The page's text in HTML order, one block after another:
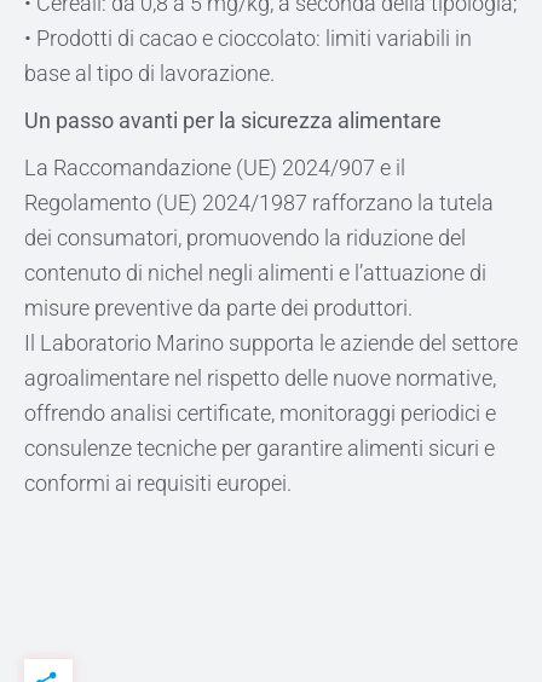
• Prodotti di cacao e cioccolato: limiti variabili in
base al tipo di lavorazione.
Un passo avanti per la sicurezza alimentare
La Raccomandazione (UE) 2024/907 e il
Regolamento (UE) 2024/1987 rafforzano la tutela
dei consumatori, promuovendo la riduzione del
contenuto di nichel negli alimenti e l’attuazione di
misure preventive da parte dei produttori.
Il Laboratorio Marino supporta le aziende del settore
agroalimentare nel rispetto delle nuove normative,
offrendo analisi certificate, monitoraggi periodici e
consulenze tecniche per garantire alimenti sicuri e
conformi ai requisiti europei.